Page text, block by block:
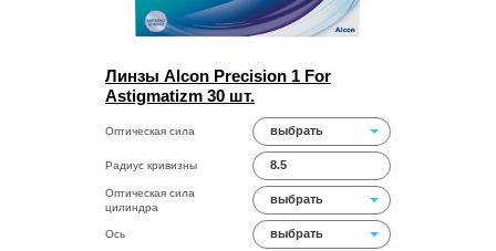
Линзы Alcon Precision 1 For
Astigmatizm 30 шт.
Оптическая сила выбрать
Радиус кривизны 8.5
Оптическая сила
цилиндра
выбрать
Ось выбрать